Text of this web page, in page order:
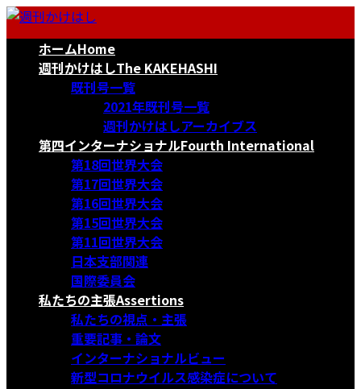
コ
ナ
ホームHome
週刊かけはしThe KAKEHASHI
既刊号一覧
2021年既刊号一覧
週刊かけはしアーカイブス
第四インターナショナルFourth International
第18回世界大会
第17回世界大会
第16回世界大会
第15回世界大会
第11回世界大会
日本支部関連
国際委員会
私たちの主張Assertions
私たちの視点・主張
重要記事・論文
インターナショナルビュー
新型コロナウイルス感染症について